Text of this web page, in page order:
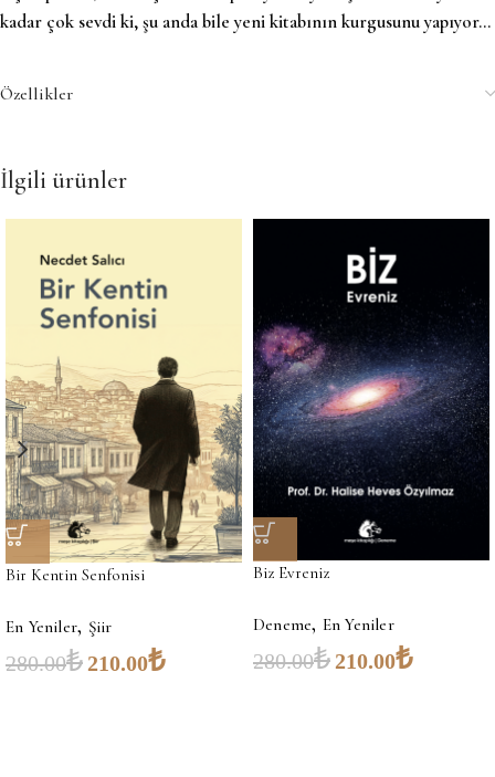
kadar çok sevdi ki, şu anda bile yeni kitabının kurgusunu yapıyor…
Özellikler
İlgili ürünler
Bir Kentin Senfonisi
En Yeniler, Şiir
280.00₺210.00₺
Biz Evreniz
Deneme, En Yeniler
280.00₺210.00₺